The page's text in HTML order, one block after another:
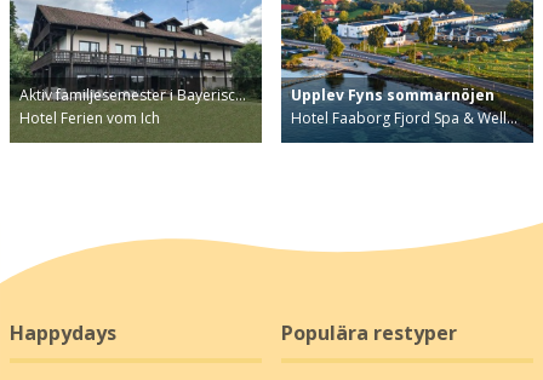
Aktiv familjesemester i Bayerisc…
Hotel Ferien vom Ich
Upplev Fyns sommarnöjen
Hotel Faaborg Fjord Spa & Well…
Happydays Populära restyper